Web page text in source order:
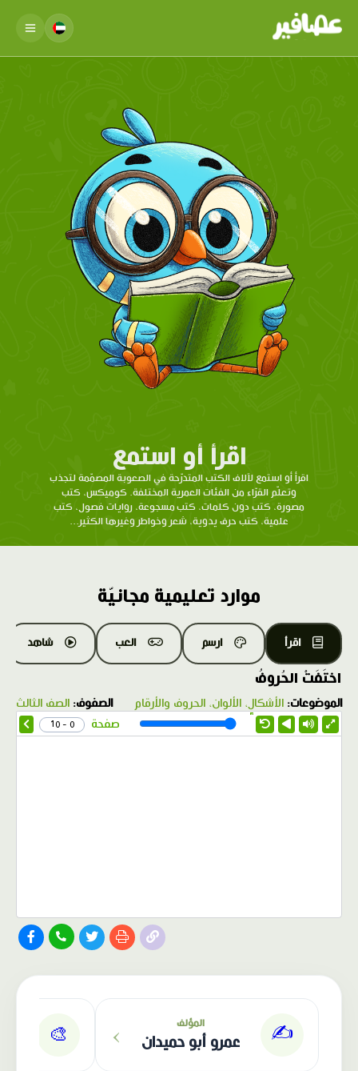
اقرأ أو استمع
اقرأ أو استمع لآلاف الكتب المتدرّحة في الصعوبة المصمّمة لتجذب
وتعلّم القرّاء من الفئات العمرية المختلفة. كوميكس، كتب
مصورة، كتب دون كلمات، كتب مسجوعة، روايات فصول، كتب
علمية، كتب حرف يدوية، شعر وخواطر وغيرها الكثير...
موارد تعليمية مجانيّة
اقرأ ارسم العب شاهد
اختَفَتْ الحُروفُ
الموضوعات: الأشكال، الألوان، الحروف والأرقام الصفوف: الصف الثالث
1.0X
صفحة 0 - 10
✍️ المؤلف
عمرو أبو حميدان ›
🎨